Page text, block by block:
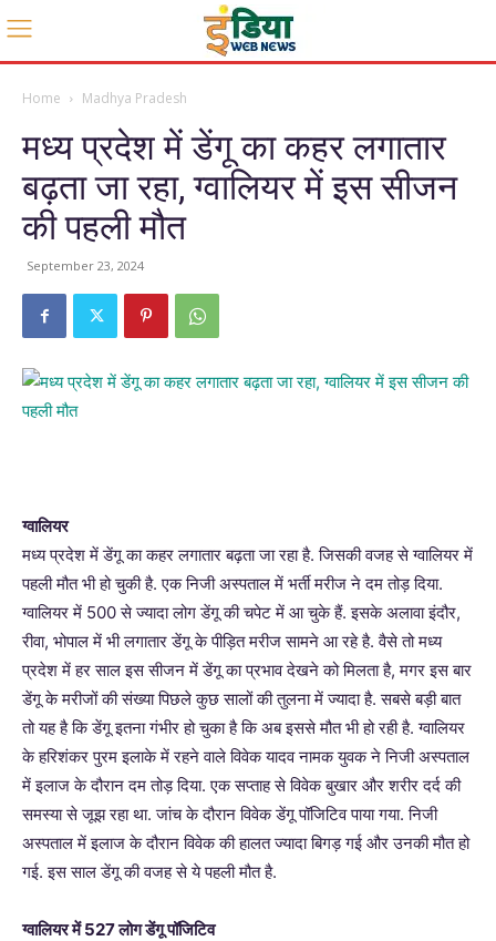
Home Madhya Pradesh
मध्य प्रदेश में डेंगू का कहर लगातार
बढ़ता जा रहा, ग्वालियर में इस सीजन
की पहली मौत
September 23, 2024
ग्वालियर
मध्य प्रदेश में डेंगू का कहर लगातार बढ़ता जा रहा है. जिसकी वजह से ग्वालियर में
पहली मौत भी हो चुकी है. एक निजी अस्पताल में भर्ती मरीज ने दम तोड़ दिया.
ग्वालियर में 500 से ज्यादा लोग डेंगू की चपेट में आ चुके हैं. इसके अलावा इंदौर,
रीवा, भोपाल में भी लगातार डेंगू के पीड़ित मरीज सामने आ रहे है. वैसे तो मध्य
प्रदेश में हर साल इस सीजन में डेंगू का प्रभाव देखने को मिलता है, मगर इस बार
डेंगू के मरीजों की संख्या पिछले कुछ सालों की तुलना में ज्यादा है. सबसे बड़ी बात
तो यह है कि डेंगू इतना गंभीर हो चुका है कि अब इससे मौत भी हो रही है. ग्वालियर
के हरिशंकर पुरम इलाके में रहने वाले विवेक यादव नामक युवक ने निजी अस्पताल
में इलाज के दौरान दम तोड़ दिया. एक सप्ताह से विवेक बुखार और शरीर दर्द की
समस्या से जूझ रहा था. जांच के दौरान विवेक डेंगू पॉजिटिव पाया गया. निजी
अस्पताल में इलाज के दौरान विवेक की हालत ज्यादा बिगड़ गई और उनकी मौत हो
गई. इस साल डेंगू की वजह से ये पहली मौत है.
ग्वालियर में 527 लोग डेंगू पॉजिटिव